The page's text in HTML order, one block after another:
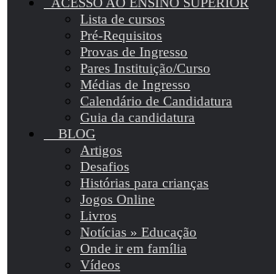
Lista de cursos
Pré-Requisitos
Provas de Ingresso
Pares Instituição/Curso
Médias de Ingresso
Calendário de Candidatura
Guia da candidatura
BLOG
Artigos
Desafios
Histórias para crianças
Jogos Online
Livros
Notícias » Educação
Onde ir em família
Vídeos